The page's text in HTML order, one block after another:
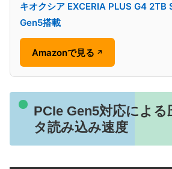
キオクシア EXCERIA PLUS G4 2TB
Gen5搭載
Amazonで見る ↗
PCIe Gen5対応による
タ読み込み速度